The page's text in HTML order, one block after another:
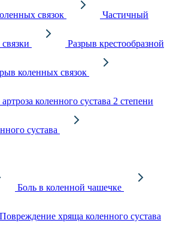
связок Частичный
Разрыв крестообразной
коленных связок
коленного сустава 2 степени
сустава
Боль в коленной чашечке
Повреждение хряща коленного сустава